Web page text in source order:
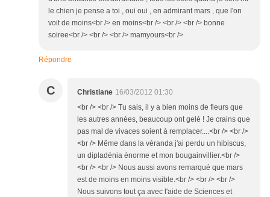
le chien je pense a toi , oui oui , en admirant mars , que l'on
voit de moins<br /> en moins<br /> <br /> <br /> bonne
soiree<br /> <br /> <br /> mamyours<br />
Répondre
C Christiane 16/03/2012 01:30
<br /> <br /> Tu sais, il y a bien moins de fleurs que
les autres années, beaucoup ont gelé ! Je crains que
pas mal de vivaces soient à remplacer....<br /> <br />
<br /> Même dans la véranda j'ai perdu un hibiscus,
un dipladénia énorme et mon bougainvillier.<br />
<br /> <br /> Nous aussi avons remarqué que mars
est de moins en moins visible.<br /> <br /> <br />
Nous suivons tout ça avec l'aide de Sciences et